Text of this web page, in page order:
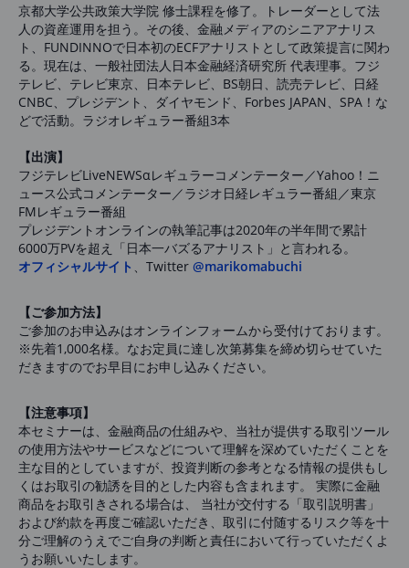
京都大学公共政策大学院 修士課程を修了。トレーダーとして法
人の資産運用を担う。その後、金融メディアのシニアアナリス
ト、FUNDINNOで日本初のECFアナリストとして政策提言に関わ
る。現在は、一般社団法人日本金融経済研究所 代表理事。フジ
テレビ、テレビ東京、日本テレビ、BS朝日、読売テレビ、日経
CNBC、プレジデント、ダイヤモンド、Forbes JAPAN、SPA！な
どで活動。ラジオレギュラー番組3本
【出演】
フジテレビLiveNEWSαレギュラーコメンテーター／Yahoo！ニ
ュース公式コメンテーター／ラジオ日経レギュラー番組／東京
FMレギュラー番組
プレジデントオンラインの執筆記事は2020年の半年間で累計
6000万PVを超え「日本一バズるアナリスト」と言われる。
オフィシャルサイト
、Twitter @marikomabuchi
【ご参加方法】
ご参加のお申込みはオンラインフォームから受付けております。
※先着1,000名様。なお定員に達し次第募集を締め切らせていた
だきますのでお早目にお申し込みください。
【注意事項】
本セミナーは、金融商品の仕組みや、当社が提供する取引ツール
の使用方法やサービスなどについて理解を深めていただくことを
主な目的としていますが、投資判断の参考となる情報の提供もし
くはお取引の勧誘を目的とした内容も含まれます。 実際に金融
商品をお取引きされる場合は、 当社が交付する「取引説明書」
および約款を再度ご確認いただき、取引に付随するリスク等を十
分ご理解のうえでご自身の判断と責任において行っていただくよ
うお願いいたします。